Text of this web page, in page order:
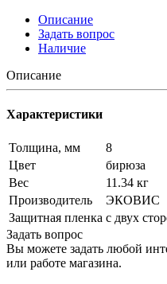
Описание
Задать вопрос
Наличие
Описание
Характеристики
Толщина, мм
8
Цвет
бирюза
Вес
11.34 кг
Производитель
ЭКОВИС
Защитная пленка с двух
Задать вопрос
Вы можете задать любой
или работе магазина.